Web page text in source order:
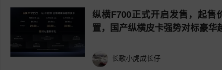
纵横F700正式开启发售，起售
置，国产纵横皮卡强势对标豪华
长歌小虎成长仔